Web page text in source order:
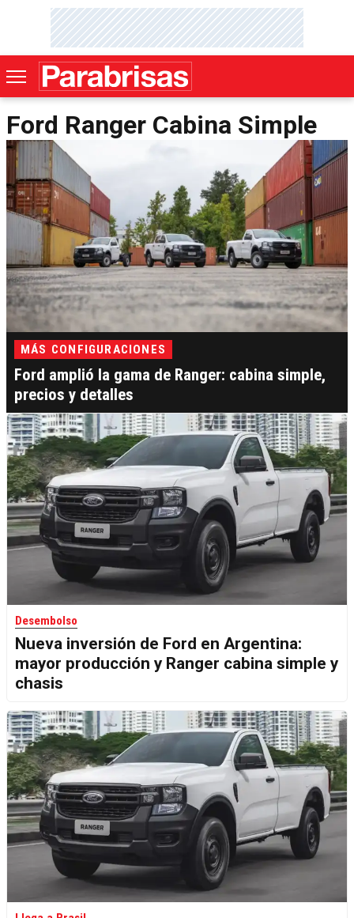
Ford Ranger Cabina Simple
MÁS CONFIGURACIONES
Ford amplió la gama de Ranger: cabina simple,
precios y detalles
Desembolso
Nueva inversión de Ford en Argentina:
mayor producción y Ranger cabina simple y
chasis